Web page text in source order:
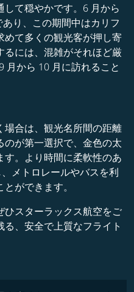
して穏やかです。6 月から
り、この期間中はカリフ
めて多くの観光客が押し寄
には、混雑がそれほど厳
月から 10 月に訪れること
合は、観光名所間の距離
が第一選択で、金色の太
。より時間に柔軟性のあ
メトロレールやバスを利
ができます。
ひスターラックス航空をご
、安全で上質なフライト